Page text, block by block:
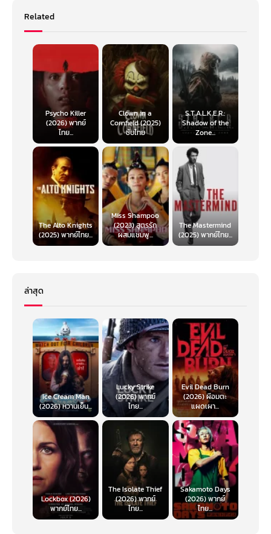
Related
Psycho Killer
(2026) พากย์
ไทย...
Clown in a
Cornfield (2025)
ซับไทย
S.T.A.L.K.E.R.:
Shadow of the
Zone...
The Alto Knights
(2025) พากย์ไทย...
Miss Shampoo
(2023) สูตรรัก
ผสมแชมพู...
The Mastermind
(2025) พากย์ไทย...
ล่าสุด
Ice Cream Man
(2026) หวานเย็น...
Lucky Strike
(2026) พากย์
ไทย...
Evil Dead Burn
(2026) ผีอมตะ
แผดเผา...
Lockbox (2026)
พากย์ไทย...
The Isolate Thief
(2026) พากย์
ไทย...
Sakamoto Days
(2026) พากย์
ไทย...